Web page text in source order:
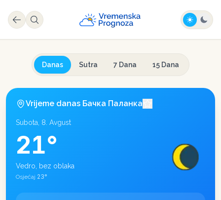
Danas Sutra 7 Dana 15 Dana
Vrijeme danas Бачка Паланка
Subota, 8. Avgust
21°
Vedro, bez oblaka
Osjećaj 23°